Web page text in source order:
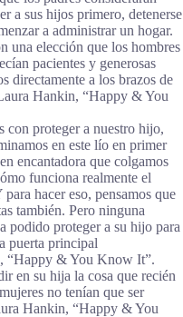
a sus hijos primero, detenerse
a administrar un hogar.
una elección que los hombres
pacientes y generosas
directamente a los brazos de
Hankin, “Happy & You
con proteger a nuestro hijo,
en este lío en primer
encantadora que colgamos
funciona realmente el
hacer eso, pensamos que
también. Pero ninguna
podido proteger a su hijo para
puerta principal
“Happy & You Know It”.
en su hija la cosa que recién
no tenían que ser
Hankin, “Happy & You